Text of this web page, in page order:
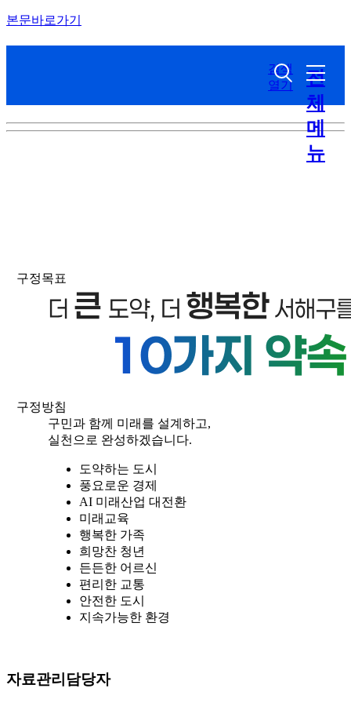
본문바로가기
검색
열기
전
체
메
뉴
구정목표
구정방침
구민과 함께 미래를 설계하고,
실천으로 완성하겠습니다.
도약하는 도시
풍요로운 경제
AI 미래산업 대전환
미래교육
행복한 가족
희망찬 청년
든든한 어르신
편리한 교통
안전한 도시
지속가능한 환경
자료관리담당자